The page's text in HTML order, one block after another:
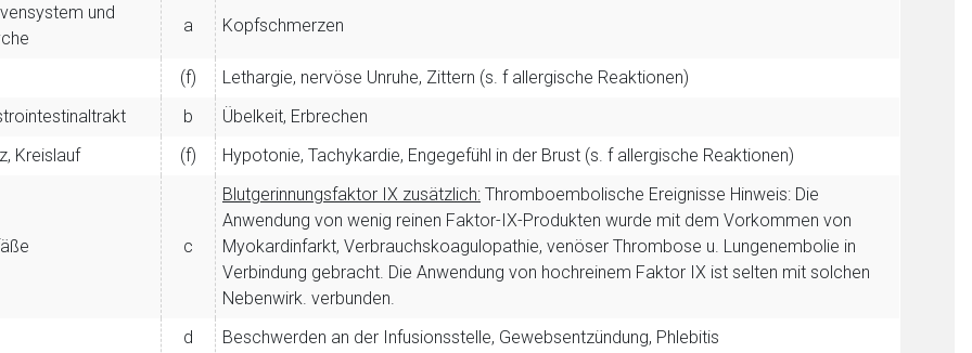
und
a Kopfschmerzen
(f)
Lethargie, nervöse Unruhe, Zittern (s. f allergische Reaktionen)
b
Übelkeit, Erbrechen
Kreislauf
(f) Hypotonie, Tachykardie, Engegefühl in der Brust (s. f allergische Reaktionen)
c
Blutgerinnungsfaktor IX zusätzlich: Thromboembolische Ereignisse Hinweis: Die
Anwendung von wenig reinen Faktor-IX-Produkten wurde mit dem Vorkommen von
Myokardinfarkt, Verbrauchskoagulopathie, venöser Thrombose u. Lungenembolie in
Verbindung gebracht. Die Anwendung von hochreinem Faktor IX ist selten mit solchen
Nebenwirk. verbunden.
d
Beschwerden an der Infusionsstelle, Gewebsentzündung, Phlebitis